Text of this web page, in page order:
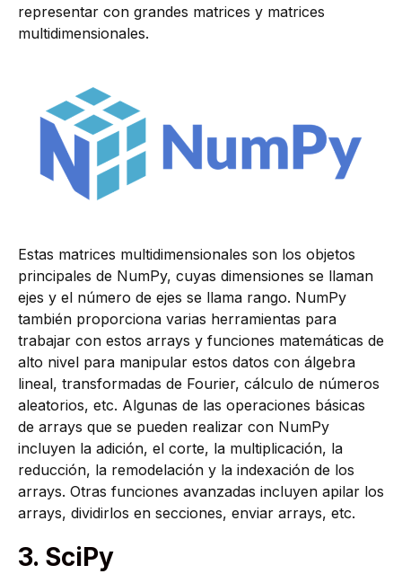
representar con grandes matrices y matrices
multidimensionales.
Estas matrices multidimensionales son los objetos
principales de NumPy, cuyas dimensiones se llaman
ejes y el número de ejes se llama rango. NumPy
también proporciona varias herramientas para
trabajar con estos arrays y funciones matemáticas de
alto nivel para manipular estos datos con álgebra
lineal, transformadas de Fourier, cálculo de números
aleatorios, etc. Algunas de las operaciones básicas
de arrays que se pueden realizar con NumPy
incluyen la adición, el corte, la multiplicación, la
reducción, la remodelación y la indexación de los
arrays. Otras funciones avanzadas incluyen apilar los
arrays, dividirlos en secciones, enviar arrays, etc.
3. SciPy